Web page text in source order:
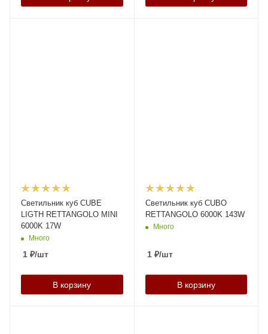
Светильник куб CUBE
LIGTH RETTANGOLO MINI
6000K 17W
Много
1 ₽/шт
В корзину
Светильник куб CUBO
RETTANGOLO 6000K 143W
Много
1₽/шт
В корзину